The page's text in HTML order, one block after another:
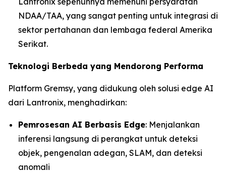
NDAA/TAA, yang sangat penting untuk integrasi di
sektor pertahanan dan lembaga federal Amerika
Serikat.
Teknologi Berbeda yang Mendorong Performa
Platform Gremsy, yang didukung oleh solusi edge AI
dari Lantronix, menghadirkan:
Pemrosesan AI Berbasis Edge: Menjalankan
inferensi langsung di perangkat untuk deteksi
objek, pengenalan adegan, SLAM, dan deteksi
anomali